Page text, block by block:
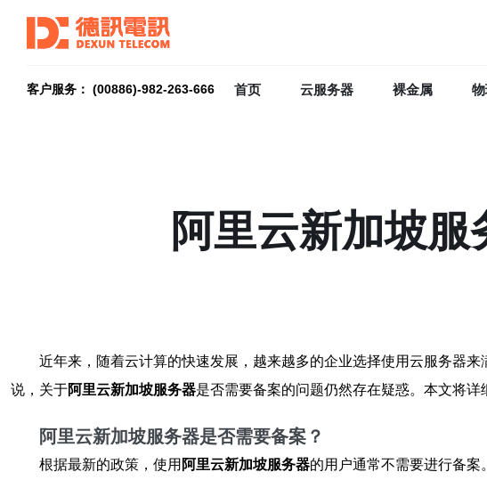
客户服务： (00886)-982-263-666 首页 云服务器 裸金属
阿里云新加坡
近年来，随着云计算的快速发展，越来越多的企业选择使用云服务器
说，关于阿里云新加坡服务器是否需要备案的问题仍然存在疑惑。本文将详
阿里云新加坡服务器是否需要备案？
根据最新的政策，使用 阿里云新加坡服务器的用户通常不需要进行备